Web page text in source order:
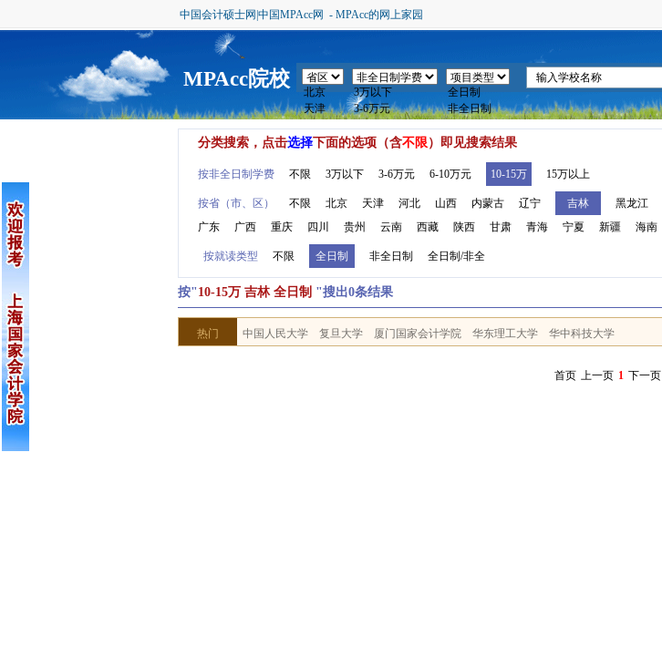
中国会计硕士网|中国MPAcc网 - MPAcc的网上家园
MPAcc院校
分类搜索，点击选择下面的选项（含不限）即见搜索结果
按非全日制学费 不限 3万以下 3-6万元 6-10万元 10-15万 15万以上
按省（市、区） 不限 北京 天津 河北 山西 内蒙古 辽宁 吉林 黑龙江
广东
广西 重庆 四川 贵州 云南 西藏 陕西 甘肃 青海 宁夏 新疆 海南
按就读类型 不限 全日制 非全日制 全日制/非全
按"10-15万 吉林 全日制 "搜出0条结果
热门 中国人民大学 复旦大学 厦门国家会计学院 华东理工大学 华中科技大学
首页 上一页 1 下一页